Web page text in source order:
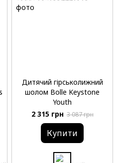
Дитячий гірськолижний
шолом Bolle Keystone
Youth
2 315 грн 3 087 грн
Купити